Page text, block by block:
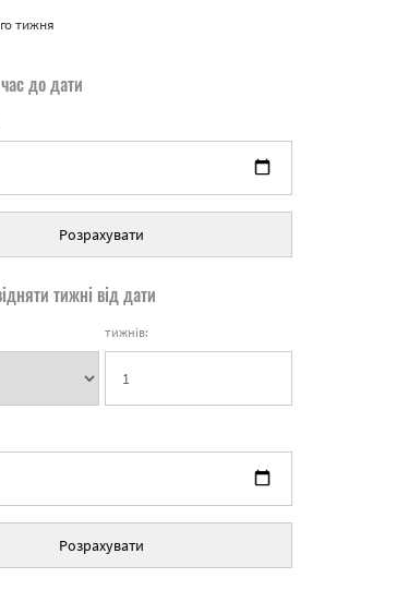
тижня
до дати
Розрахувати
тижні від дати
тижнів:
Розрахувати